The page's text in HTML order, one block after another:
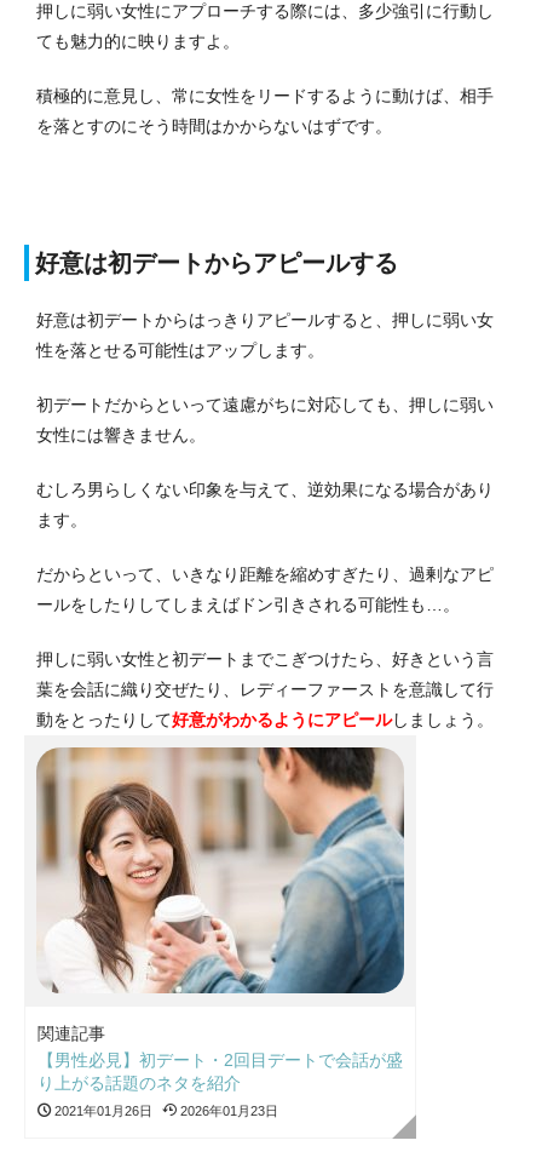
押しに弱い女性にアプローチする際には、多少強引に行動し
ても魅力的に映りますよ。
積極的に意見し、常に女性をリードするように動けば、相手
を落とすのにそう時間はかからないはずです。
好意は初デートからアピールする
好意は初デートからはっきりアピールすると、押しに弱い女
性を落とせる可能性はアップします。
初デートだからといって遠慮がちに対応しても、押しに弱い
女性には響きません。
むしろ男らしくない印象を与えて、逆効果になる場合があり
ます。
だからといって、いきなり距離を縮めすぎたり、過剰なアピ
ールをしたりしてしまえばドン引きされる可能性も…。
押しに弱い女性と初デートまでこぎつけたら、好きという言
葉を会話に織り交ぜたり、レディーファーストを意識して行
動をとったりして好意がわかるようにアピールしましょう。
関連記事
【男性必見】初デート・2回目デートで会話が盛
り上がる話題のネタを紹介
2021年01月26日 2026年01月23日